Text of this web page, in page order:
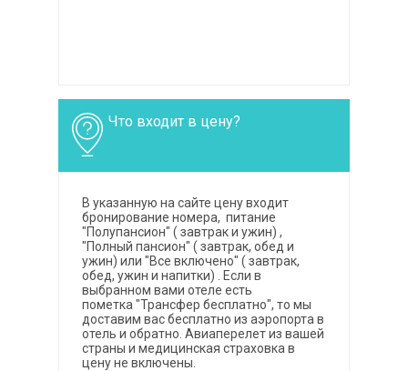
Что входит в цену?
В указанную на сайте цену входит
бронирование номера, питание
"Полупансион" ( завтрак и ужин) ,
"Полный пансион" ( завтрак, обед и
ужин) или "Все включено" ( завтрак,
обед, ужин и напитки) . Если в
выбранном вами отеле есть
пометка "Трансфер бесплатно", то мы
доставим вас бесплатно из аэропорта в
отель и обратно. Авиаперелет из вашей
страны и медицинская страховка в
цену не включены.